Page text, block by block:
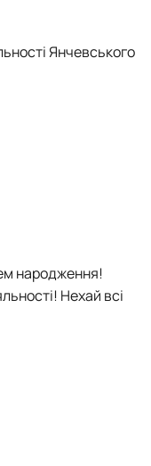
Янчевського
народження!
! Нехай всі